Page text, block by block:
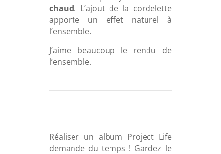
chaud. L’ajout de la cordelette
apporte un effet naturel à
l’ensemble.
J’aime beaucoup le rendu de
l’ensemble.
Réaliser un album Project Life
demande du temps ! Gardez le